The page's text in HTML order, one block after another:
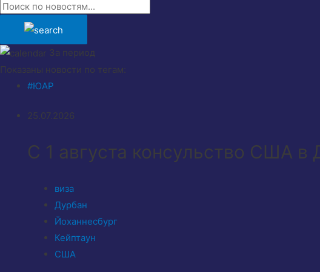
За период
Показаны новости по тегам:
#ЮАР
25.07.2026
С 1 августа консульство США
виза
Дурбан
Йоханнесбург
Кейптаун
США